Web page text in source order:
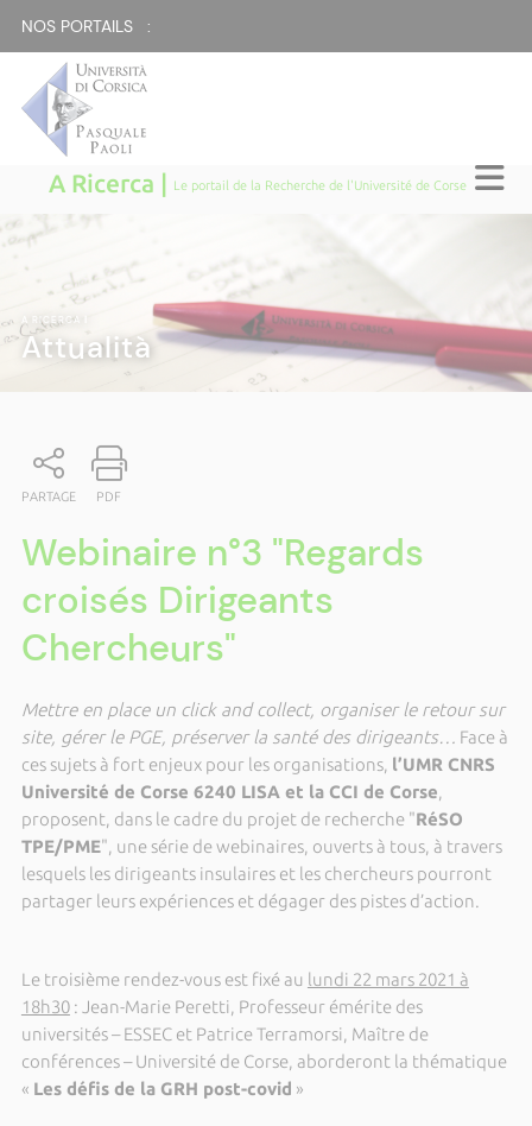
NOS PORTAILS :
A Ricerca | Le portail de la Recherche de l'Université de Corse
A RICERCA
Attualità
PARTAGE PDF
Webinaire n°3 "Regards
croisés Dirigeants
Chercheurs"
Mettre en place un click and collect, organiser le retour sur
site, gérer le PGE, préserver la santé des dirigeants… Face à
ces sujets à fort enjeux pour les organisations, l’UMR CNRS
Université de Corse 6240 LISA et la CCI de Corse,
proposent, dans le cadre du projet de recherche "RéSO
TPE/PME", une série de webinaires, ouverts à tous, à travers
lesquels les dirigeants insulaires et les chercheurs pourront
partager leurs expériences et dégager des pistes d’action.
Le troisième rendez-vous est fixé au lundi 22 mars 2021 à
18h30: Jean-Marie Peretti, Professeur émérite des
universités – ESSEC et Patrice Terramorsi, Maître de
conférences – Université de Corse, aborderont la thématique
« Les défis de la GRH post-covid »